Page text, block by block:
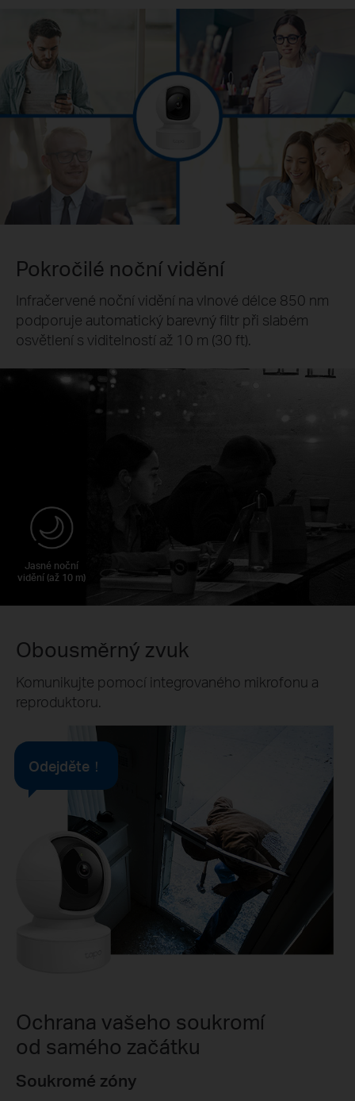
Pokročilé noční vidění
Infračervené noční vidění na vlnové délce 850 nm
podporuje automatický barevný filtr při slabém
osvětlení s viditelností až 10 m (30 ft).
Jasné noční
vidění (až 10 m)
Obousměrný zvuk
Komunikujte pomocí integrovaného mikrofonu a
reproduktoru.
Odejděte！
Ochrana vašeho soukromí
od samého začátku
Soukromé zóny